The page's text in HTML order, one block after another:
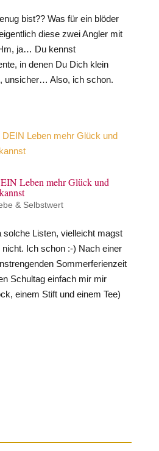
bist?? Was für ein blöder
diese zwei Angler mit
ja… Du kennst
in denen Du Dich klein
unsicher… Also, ich schon.
Leben mehr Glück und
& Selbstwert
solche Listen, vielleicht magst
Ich schon :-) Nach einer
Sommerferienzeit
Schultag einfach mir mir
einem Stift und einem Tee)